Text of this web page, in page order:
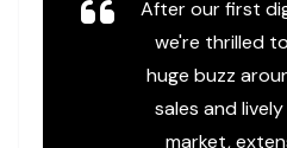
After our first
we're thrilled
huge buzz
sales and
market,